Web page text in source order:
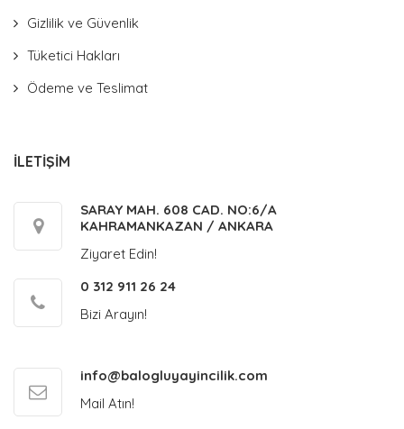
Gizlilik ve Güvenlik
Tüketici Hakları
Ödeme ve Teslimat
İLETİŞİM
SARAY MAH. 608 CAD. NO:6/A
KAHRAMANKAZAN / ANKARA
Ziyaret Edin!
0 312 911 26 24
Bizi Arayın!
info@balogluyayincilik.com
Mail Atın!